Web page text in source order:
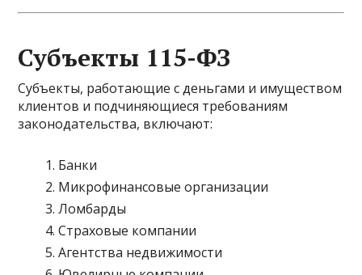
Субъекты 115-ФЗ
Субъекты, работающие с деньгами и имуществом
клиентов и подчиняющиеся требованиям
законодательства, включают:
Банки
Микрофинансовые организации
Ломбарды
Страховые компании
Агентства недвижимости